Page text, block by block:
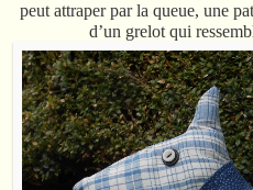
peut attraper par la queue, une
d’un grelot qui